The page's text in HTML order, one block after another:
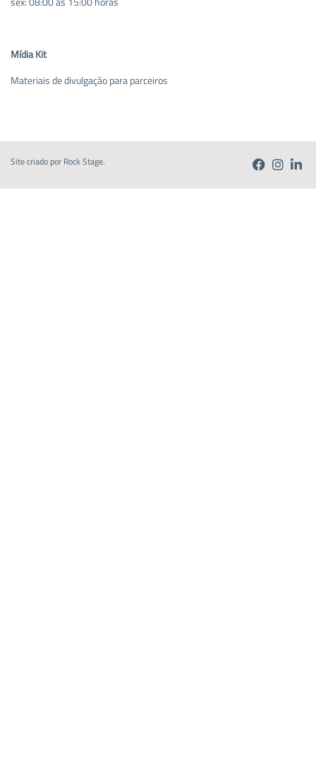
Mídia Kit
Materiais de divulgação para parceiros
Site criado por Rock Stage.